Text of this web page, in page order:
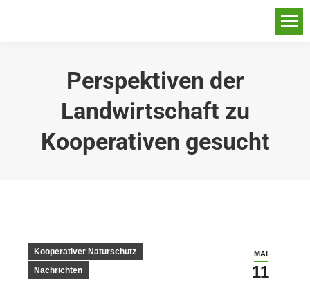
Perspektiven der
Landwirtschaft zu
Kooperativen gesucht
MAI
11
Kooperativer Naturschutz
Nachrichten